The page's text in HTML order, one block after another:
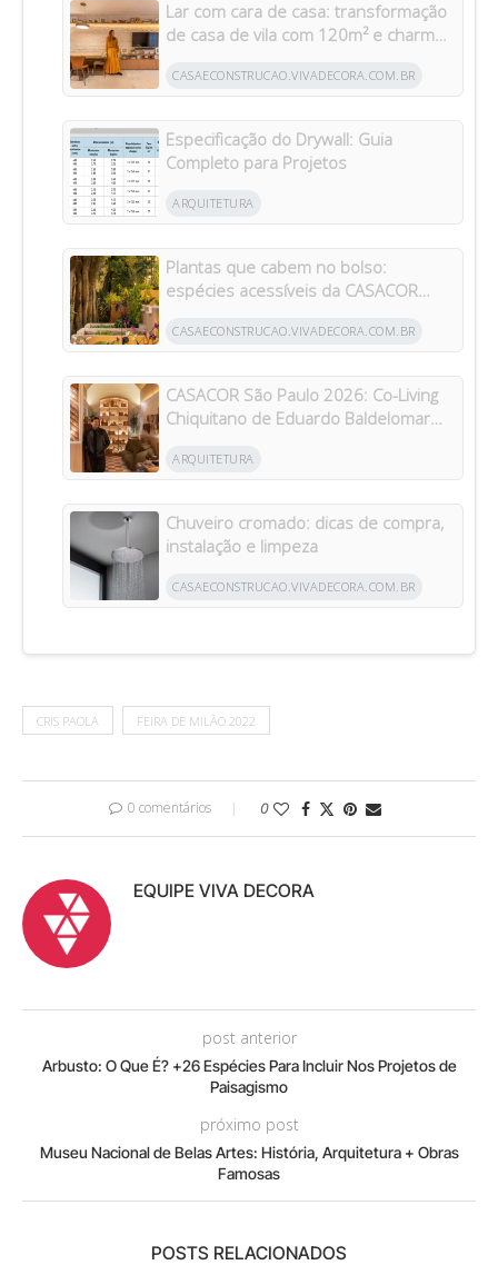
Lar com cara de casa: transformação
de casa de vila com 120m² e charme
CASAECONSTRUCAO.VIVADECORA.COM.BR
Especificação do Drywall: Guia
Completo para Projetos
ARQUITETURA
Plantas que cabem no bolso:
espécies acessíveis da CASACOR
CASAECONSTRUCAO.VIVADECORA.COM.BR
CASACOR São Paulo 2026: Co-Living
Chiquitano de Eduardo Baldelomar
ARQUITETURA
Chuveiro cromado: dicas de compra,
instalação e limpeza
CASAECONSTRUCAO.VIVADECORA.COM.BR
CRIS PAOLA FEIRA DE MILÃO 2022
0 comentários 0
EQUIPE VIVA DECORA
post anterior
Arbusto: O Que É? +26 Espécies Para Incluir Nos Projetos de
Paisagismo
próximo post
Museu Nacional de Belas Artes: História, Arquitetura + Obras
Famosas
POSTS RELACIONADOS